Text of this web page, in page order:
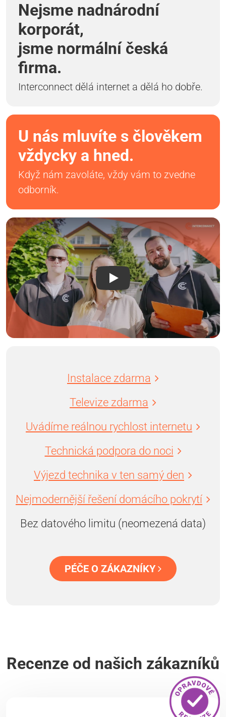
Nejsme nadnárodní
korporát,
jsme normální česká
firma.
Interconnect dělá internet a dělá ho dobře.
U nás mluvíte s člověkem
vždycky a hned.
Když nám zavoláte, vždy vám to zvedne
odborník.
Instalace zdarma
Televize zdarma
Uvádíme reálnou rychlost internetu
Technická podpora do noci
Výjezd technika v ten samý den
Nejmodernější řešení domácího pokrytí
Bez datového limitu (neomezená data)
PÉČE O ZÁKAZNÍKY
Recenze od našich zákazníků